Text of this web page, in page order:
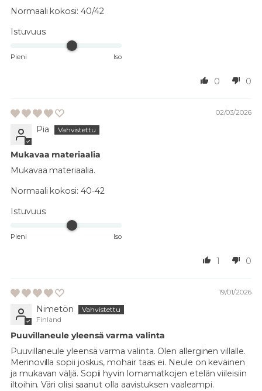
Normaali kokosi: 40/42
Istuvuus:
Pieni Iso
0 0
02/03/2026
Pia
Mukavaa materiaalia
Mukavaa materiaalia.
Normaali kokosi: 40-42
Istuvuus:
Pieni Iso
1 0
19/01/2026
Nimetön
Finland
Puuvillaneule yleensä varma valinta
Puuvillaneule yleensä varma valinta. Olen allerginen villalle.
Merinovilla sopii joskus, mohair taas ei. Neule on keväinen
ja mukavan väljä. Sopii hyvin lomamatkojen etelän viileisiin
iltoihin. Väri olisi saanut olla aavistuksen vaaleampi.